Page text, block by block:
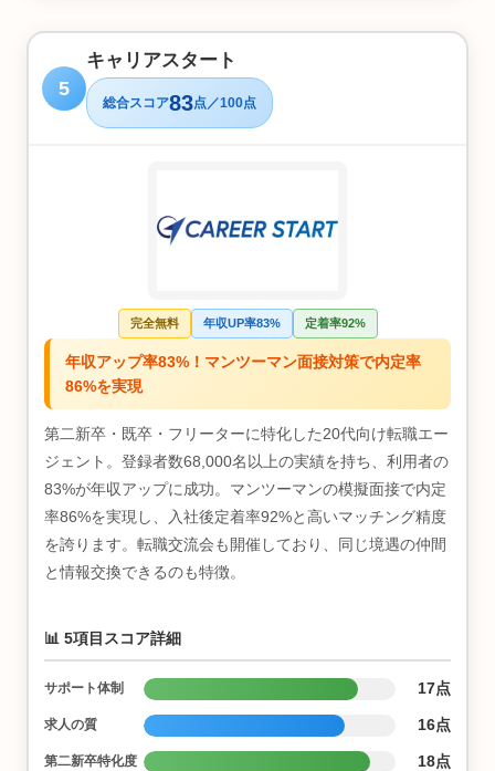
5
キャリアスタート
総合スコア83点／100点
完全無料 年収UP率83% 定着率92%
年収アップ率83%！マンツーマン面接対策で内定率
86%を実現
第二新卒・既卒・フリーターに特化した20代向け転職エー
ジェント。登録者数68,000名以上の実績を持ち、利用者の
83%が年収アップに成功。マンツーマンの模擬面接で内定
率86%を実現し、入社後定着率92%と高いマッチング精度
を誇ります。転職交流会も開催しており、同じ境遇の仲間
と情報交換できるのも特徴。
📊 5項目スコア詳細
サポート体制 17点
求人の質 16点
第二新卒特化度 18点